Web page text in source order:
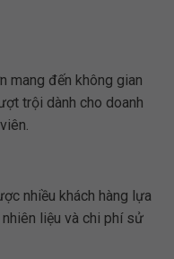
mang đến không gian
trội dành cho doanh
nhiều khách hàng lựa
liệu và chi phí sử